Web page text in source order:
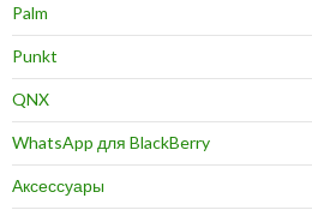
Palm
Punkt
QNX
WhatsApp для BlackBerry
Аксессуары